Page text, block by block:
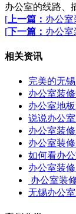
办公室的线路、
[ 上一篇： 办公
[下一篇： 办公
相关资讯
完美的无
办公室装
办公室地
说说办公
办公室装
办公室装
如何看办
办公室装
办公室装
无锡办公